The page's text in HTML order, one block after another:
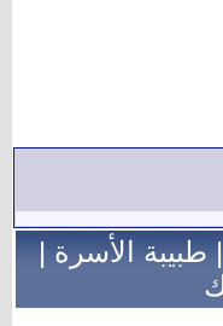
الأسرة|